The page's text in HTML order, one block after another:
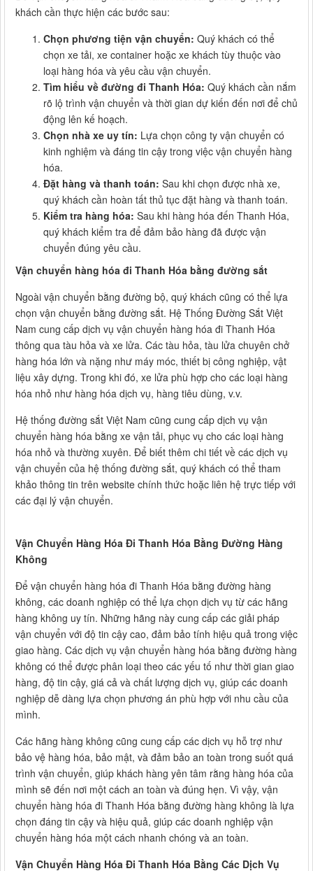
khách cần thực hiện các bước sau:
Chọn phương tiện vận chuyển: Quý khách có thể
chọn xe tải, xe container hoặc xe khách tùy thuộc vào
loại hàng hóa và yêu cầu vận chuyển.
Tìm hiểu về đường đi Thanh Hóa: Quý khách cần nắm
rõ lộ trình vận chuyển và thời gian dự kiến đến nơi để chủ
động lên kế hoạch.
Chọn nhà xe uy tín: Lựa chọn công ty vận chuyển có
kinh nghiệm và đáng tin cậy trong việc vận chuyển hàng
hóa.
Đặt hàng và thanh toán: Sau khi chọn được nhà xe,
quý khách cần hoàn tất thủ tục đặt hàng và thanh toán.
Kiểm tra hàng hóa: Sau khi hàng hóa đến Thanh Hóa,
quý khách kiểm tra để đảm bảo hàng đã được vận
chuyển đúng yêu cầu.
Vận chuyển hàng hóa đi Thanh Hóa bằng đường sắt
Ngoài vận chuyển bằng đường bộ, quý khách cũng có thể lựa
chọn vận chuyển bằng đường sắt. Hệ Thống Đường Sắt Việt
Nam cung cấp dịch vụ vận chuyển hàng hóa đi Thanh Hóa
thông qua tàu hỏa và xe lửa. Các tàu hỏa, tàu lửa chuyên chở
hàng hóa lớn và nặng như máy móc, thiết bị công nghiệp, vật
liệu xây dựng. Trong khi đó, xe lửa phù hợp cho các loại hàng
hóa nhỏ như hàng hóa dịch vụ, hàng tiêu dùng, v.v.
Hệ thống đường sắt Việt Nam cũng cung cấp dịch vụ vận
chuyển hàng hóa bằng xe vận tải, phục vụ cho các loại hàng
hóa nhỏ và thường xuyên. Để biết thêm chi tiết về các dịch vụ
vận chuyển của hệ thống đường sắt, quý khách có thể tham
khảo thông tin trên website chính thức hoặc liên hệ trực tiếp với
các đại lý vận chuyển.
Vận Chuyển Hàng Hóa Đi Thanh Hóa Bằng Đường Hàng
Không
Để vận chuyển hàng hóa đi Thanh Hóa bằng đường hàng
không, các doanh nghiệp có thể lựa chọn dịch vụ từ các hãng
hàng không uy tín. Những hãng này cung cấp các giải pháp
vận chuyển với độ tin cậy cao, đảm bảo tính hiệu quả trong việc
giao hàng. Các dịch vụ vận chuyển hàng hóa bằng đường hàng
không có thể được phân loại theo các yếu tố như thời gian giao
hàng, độ tin cậy, giá cả và chất lượng dịch vụ, giúp các doanh
nghiệp dễ dàng lựa chọn phương án phù hợp với nhu cầu của
mình.
Các hãng hàng không cũng cung cấp các dịch vụ hỗ trợ như
bảo vệ hàng hóa, bảo mật, và đảm bảo an toàn trong suốt quá
trình vận chuyển, giúp khách hàng yên tâm rằng hàng hóa của
mình sẽ đến nơi một cách an toàn và đúng hẹn. Vì vậy, vận
chuyển hàng hóa đi Thanh Hóa bằng đường hàng không là lựa
chọn đáng tin cậy và hiệu quả, giúp các doanh nghiệp vận
chuyển hàng hóa một cách nhanh chóng và an toàn.
Vận Chuyển Hàng Hóa Đi Thanh Hóa Bằng Các Dịch Vụ